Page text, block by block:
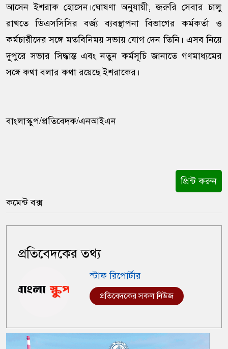
আসেন ইশরাক হোসেন।ঘোষণা অনুযায়ী, জরুরি সেবার চালু
রাখতে ডিএসসিসির বর্জ্য ব্যবস্থাপনা বিভাগের কর্মকর্তা ও
কর্মচারীদের সঙ্গে মতবিনিময় সভায় যোগ দেন তিনি। এসব নিয়ে
দুপুরে সভার সিদ্ধান্ত এবং নতুন কর্মসূচি জানাতে গণমাধ্যমের
সঙ্গে কথা বলার কথা রয়েছে ইশরাকের।
বাংলাস্কুপ/প্রতিবেদক/এনআইএন
প্রিন্ট করুন
কমেন্ট বক্স
প্রতিবেদকের তথ্য
স্টাফ রিপোর্টার
প্রতিবেদকের সকল নিউজ